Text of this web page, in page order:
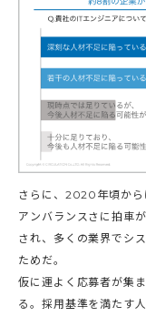
さらに、2020年頃から
アンバランスさに拍車
され、多くの業界でシ
ためだ。
仮に運よく応募者が集
る。採用基準を満たす